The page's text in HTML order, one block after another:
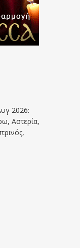
2026:
Αστερία,